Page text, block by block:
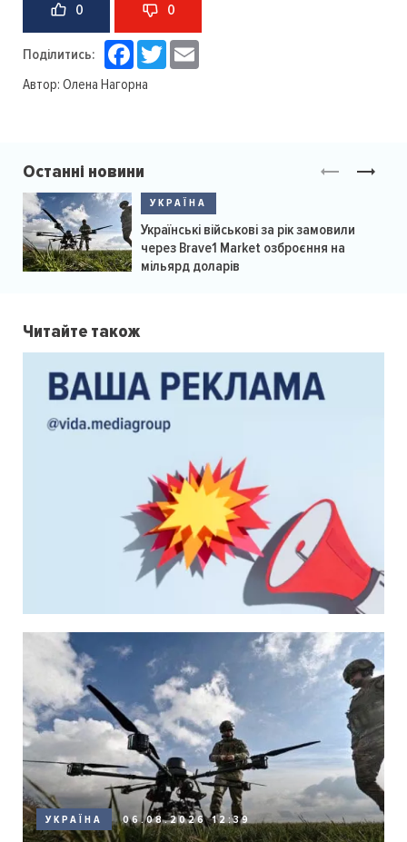
0 0
Поділитись: Facebook
Twitter
Автор: Олена Нагорна
Останні новини
УКРАЇНА
Українські військові за рік замовили
через Brave1 Market озброєння на
мільярд доларів
Читайте також
УКРАЇНА 06.08.2026 12:39